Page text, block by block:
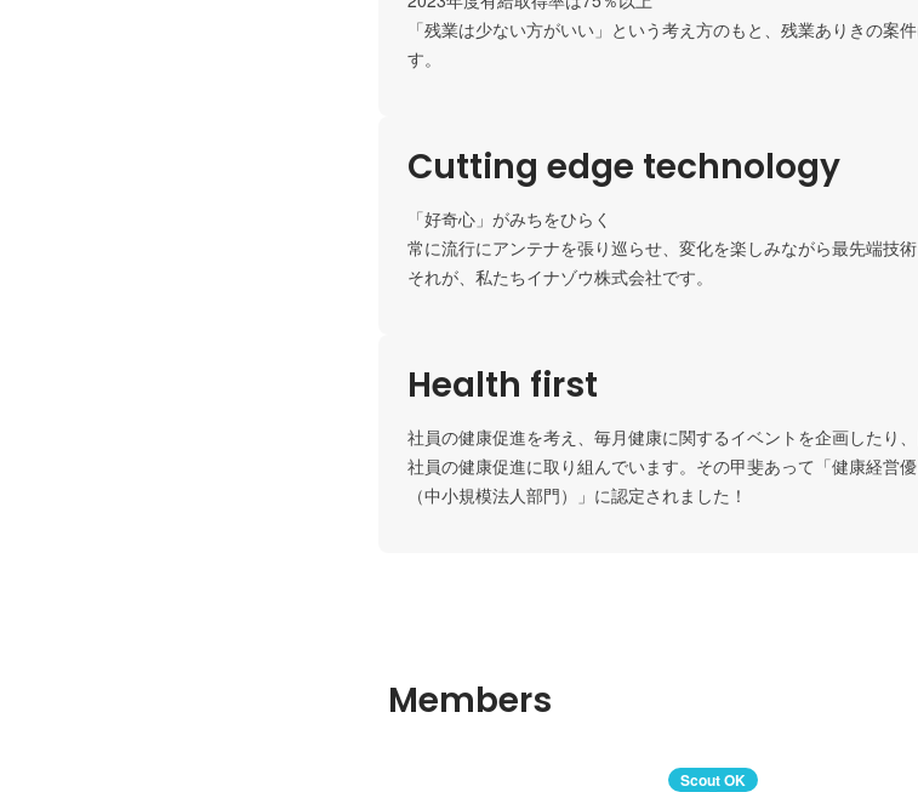
「残業は少ない方がいい」という考え方のもと、残業ありきの案
す。
Cutting edge technology
「好奇心」がみちをひらく
常に流行にアンテナを張り巡らせ、変化を楽しみながら最先端技
それが、私たちイナゾウ株式会社です。
Health first
社員の健康促進を考え、毎月健康に関するイベントを企画したり
社員の健康促進に取り組んでいます。その甲斐あって「健康経営
（中小規模法人部門）」に認定されました！
Members
Scout OK